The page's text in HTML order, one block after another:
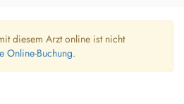
diesem Arzt online ist nicht
Online-Buchung.